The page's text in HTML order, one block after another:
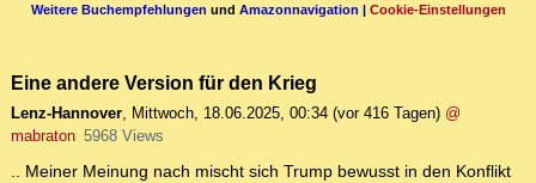
Weitere Buchempfehlungen und Amazonnavigation | Cookie-Einstellungen
Eine andere Version für den Krieg
Lenz-Hannover, Mittwoch, 18.06.2025, 00:34 (vor 416 Tagen) @
mabraton 5968 Views
.. Meiner Meinung nach mischt sich Trump bewusst in den Konflikt